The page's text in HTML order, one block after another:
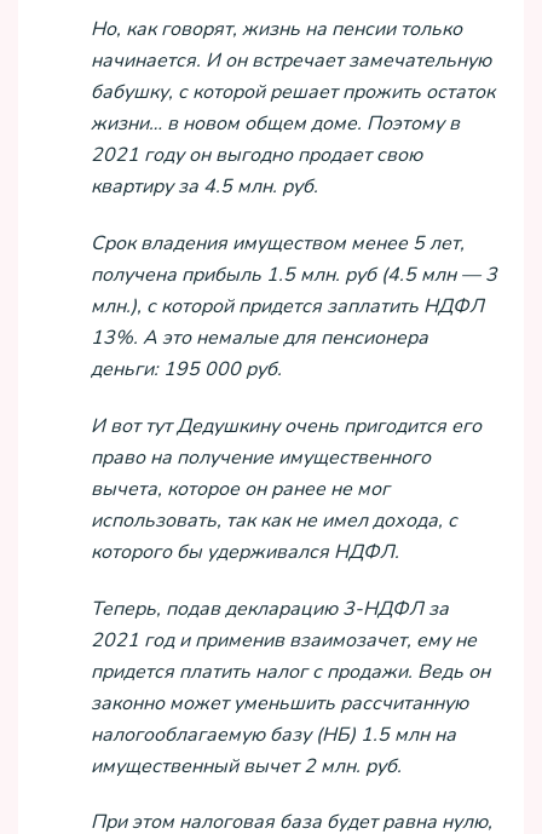
Но, как говорят, жизнь на пенсии только
начинается. И он встречает замечательную
бабушку, с которой решает прожить остаток
жизни… в новом общем доме. Поэтому в
2021 году он выгодно продает свою
квартиру за 4.5 млн. руб.
Срок владения имуществом менее 5 лет,
получена прибыль 1.5 млн. руб (4.5 млн — 3
млн.), с которой придется заплатить НДФЛ
13%. А это немалые для пенсионера
деньги: 195 000 руб.
И вот тут Дедушкину очень пригодится его
право на получение имущественного
вычета, которое он ранее не мог
использовать, так как не имел дохода, с
которого бы удерживался НДФЛ.
Теперь, подав декларацию 3-НДФЛ за
2021 год и применив взаимозачет, ему не
придется платить налог с продажи. Ведь он
законно может уменьшить рассчитанную
налогооблагаемую базу (НБ) 1.5 млн на
имущественный вычет 2 млн. руб.
При этом налоговая база будет равна нулю,